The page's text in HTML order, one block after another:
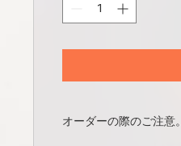
オーダーの際のご注意。